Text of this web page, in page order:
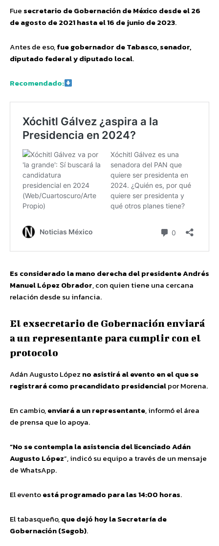
Fue secretario de Gobernación de México desde el 26
de agosto de 2021 hasta el 16 de junio de 2023.
Antes de eso,fue gobernador de Tabasco, senador,
diputado federal y diputado local.
Recomendado:
Es considerado la mano derecha del presidente Andrés
Manuel López Obrador, con quien tiene una cercana
relación desde su infancia.
El exsecretario de Gobernación enviará
a un representante para cumplir con el
protocolo
Adán Augusto López no asistirá al evento en el que se
registrará como precandidato presidencialpor Morena.
En cambio,enviará a un representante, informó el área
de prensa que lo apoya.
“No se contempla la asistencia del licenciado Adán
Augusto López”, indicó su equipo a través de un mensaje
de WhatsApp.
El eventoestá programado para las 14:00 horas.
El tabasqueño,que dejó hoy la Secretaría de
Gobernación (Segob).